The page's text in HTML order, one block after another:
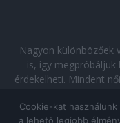
Nagyon különbözőek
is, így
érdekelheti. Mindent
Cookie-kat
a lehető legjobb